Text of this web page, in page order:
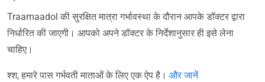
Traamaadol की सुरक्षित मात्रा गर्भावस्था के दौरान आपके डॉक्टर द्वारा
निर्धारित की जाएगी। आपको अपने डॉक्टर के निर्देशानुसार ही इसे लेना
चाहिए।
श्श, हमारे पास गर्भवती माताओं के लिए एक ऐप है। और जानें